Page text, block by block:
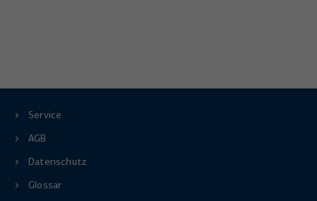
Service
AGB
Datenschutz
Glossar